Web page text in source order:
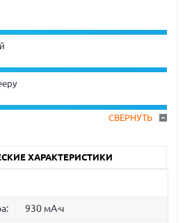
СВЕРНУТЬ
ХАРАКТЕРИСТИКИ
930 мА·ч